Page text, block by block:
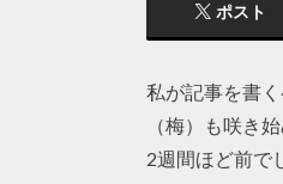
ポスト
私が記事を書
（梅）も咲き
2週間ほど前で